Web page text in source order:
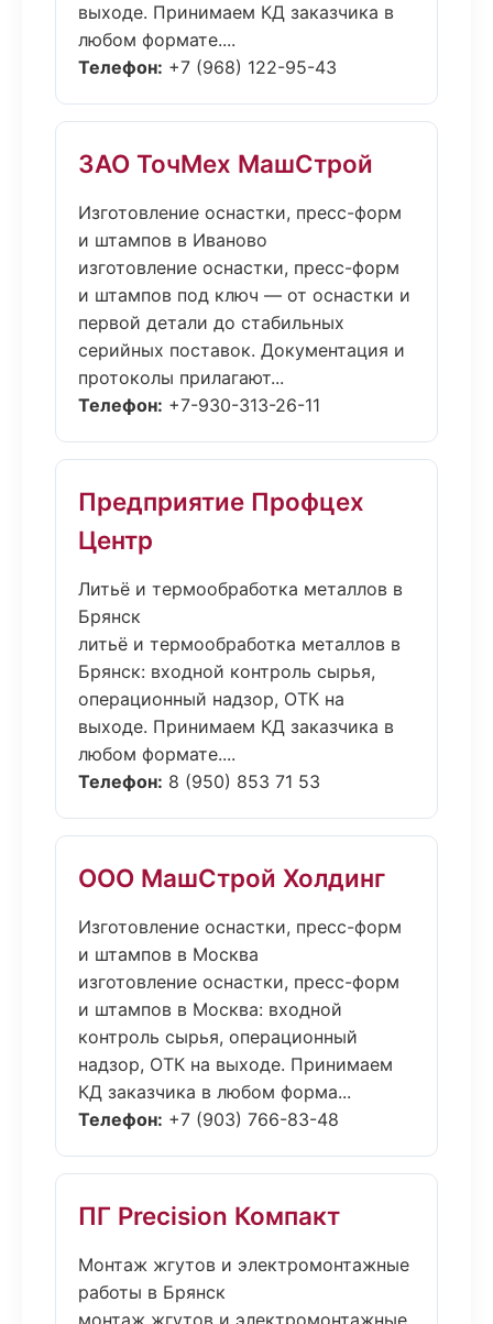
выходе. Принимаем КД заказчика в
любом формате....
Телефон: +7 (968) 122-95-43
ЗАО ТочМех МашСтрой
Изготовление оснастки, пресс-форм
и штампов в Иваново
изготовление оснастки, пресс-форм
и штампов под ключ — от оснастки и
первой детали до стабильных
серийных поставок. Документация и
протоколы прилагают...
Телефон: +7-930-313-26-11
Предприятие Профцех
Центр
Литьё и термообработка металлов в
Брянск
литьё и термообработка металлов в
Брянск: входной контроль сырья,
операционный надзор, ОТК на
выходе. Принимаем КД заказчика в
любом формате....
Телефон: 8 (950) 853 71 53
ООО МашСтрой Холдинг
Изготовление оснастки, пресс-форм
и штампов в Москва
изготовление оснастки, пресс-форм
и штампов в Москва: входной
контроль сырья, операционный
надзор, ОТК на выходе. Принимаем
КД заказчика в любом форма...
Телефон: +7 (903) 766-83-48
ПГ Precision Компакт
Монтаж жгутов и электромонтажные
работы в Брянск
монтаж жгутов и электромонтажные